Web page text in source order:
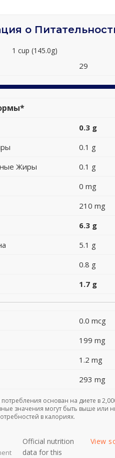
о
1 cup (145.0g)
29
0.3 g
0.1 g
Жиры
0.1 g
0 mg
210 mg
6.3 g
5.1 g
0.8 g
1.7 g
0.0 mcg
199 mg
1.2 mg
293 mg
основан на диете в
значения могут быть выше или
в калориях.
Official nutrition
data for this
View